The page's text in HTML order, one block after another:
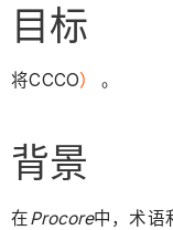
目标
将CCCO） 。
背景
在Procore中，术语